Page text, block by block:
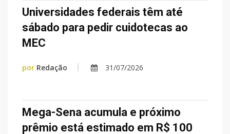
Universidades federais têm até
sábado para pedir cuidotecas ao
MEC
por Redação 31/07/2026
Mega-Sena acumula e próximo
prêmio está estimado em R$ 100